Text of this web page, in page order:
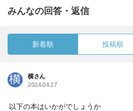
みんなの回答・返信
新着順 投稿順
横さん
2024.04.17
以下の本はいかがでしょうか